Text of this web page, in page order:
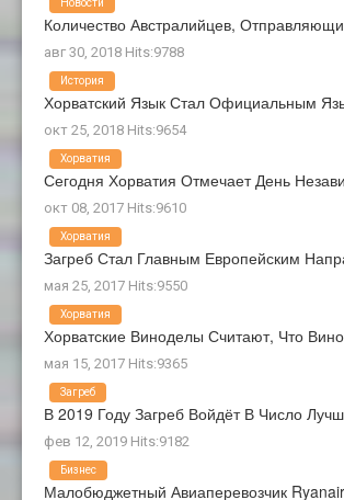
Количество Австралийцев,
авг 30, 2018 Hits:9788
Хорватский Язык Стал Официальным
окт 25, 2018 Hits:9654
История
Сегодня Хорватия Отмечает День
окт 08, 2017 Hits:9610
Хорватия
Загреб Стал Главным Европейским
мая 25, 2017 Hits:9550
Хорватия
Хорватские Виноделы Считают, Что
мая 15, 2017 Hits:9365
Хорватия
В 2019 Году Загреб Войдёт В Число
фев 12, 2019 Hits:9182
Загреб
Малобюджетный Авиаперевозчик
Бизнес